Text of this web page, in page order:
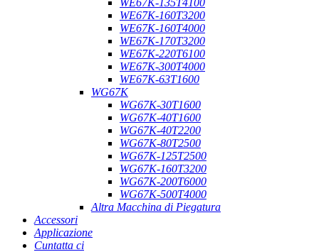
WE67K-135T4100
WE67K-160T3200
WE67K-160T4000
WE67K-170T3200
WE67K-220T6100
WE67K-300T4000
WE67K-63T1600
WG67K
WG67K-30T1600
WG67K-40T1600
WG67K-40T2200
WG67K-80T2500
WG67K-125T2500
WG67K-160T3200
WG67K-200T6000
WG67K-500T4000
Altra Macchina di Piegatura
Accessori
Applicazione
Cuntatta ci